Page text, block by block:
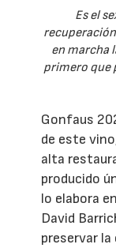
Es el
en marcha
primero que
Gonfaus
de este
alta
producido
lo elabora
David
preservar la